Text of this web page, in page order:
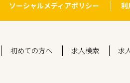
ソーシャルメディアポリシー 利
初めての方へ 求人検索 求